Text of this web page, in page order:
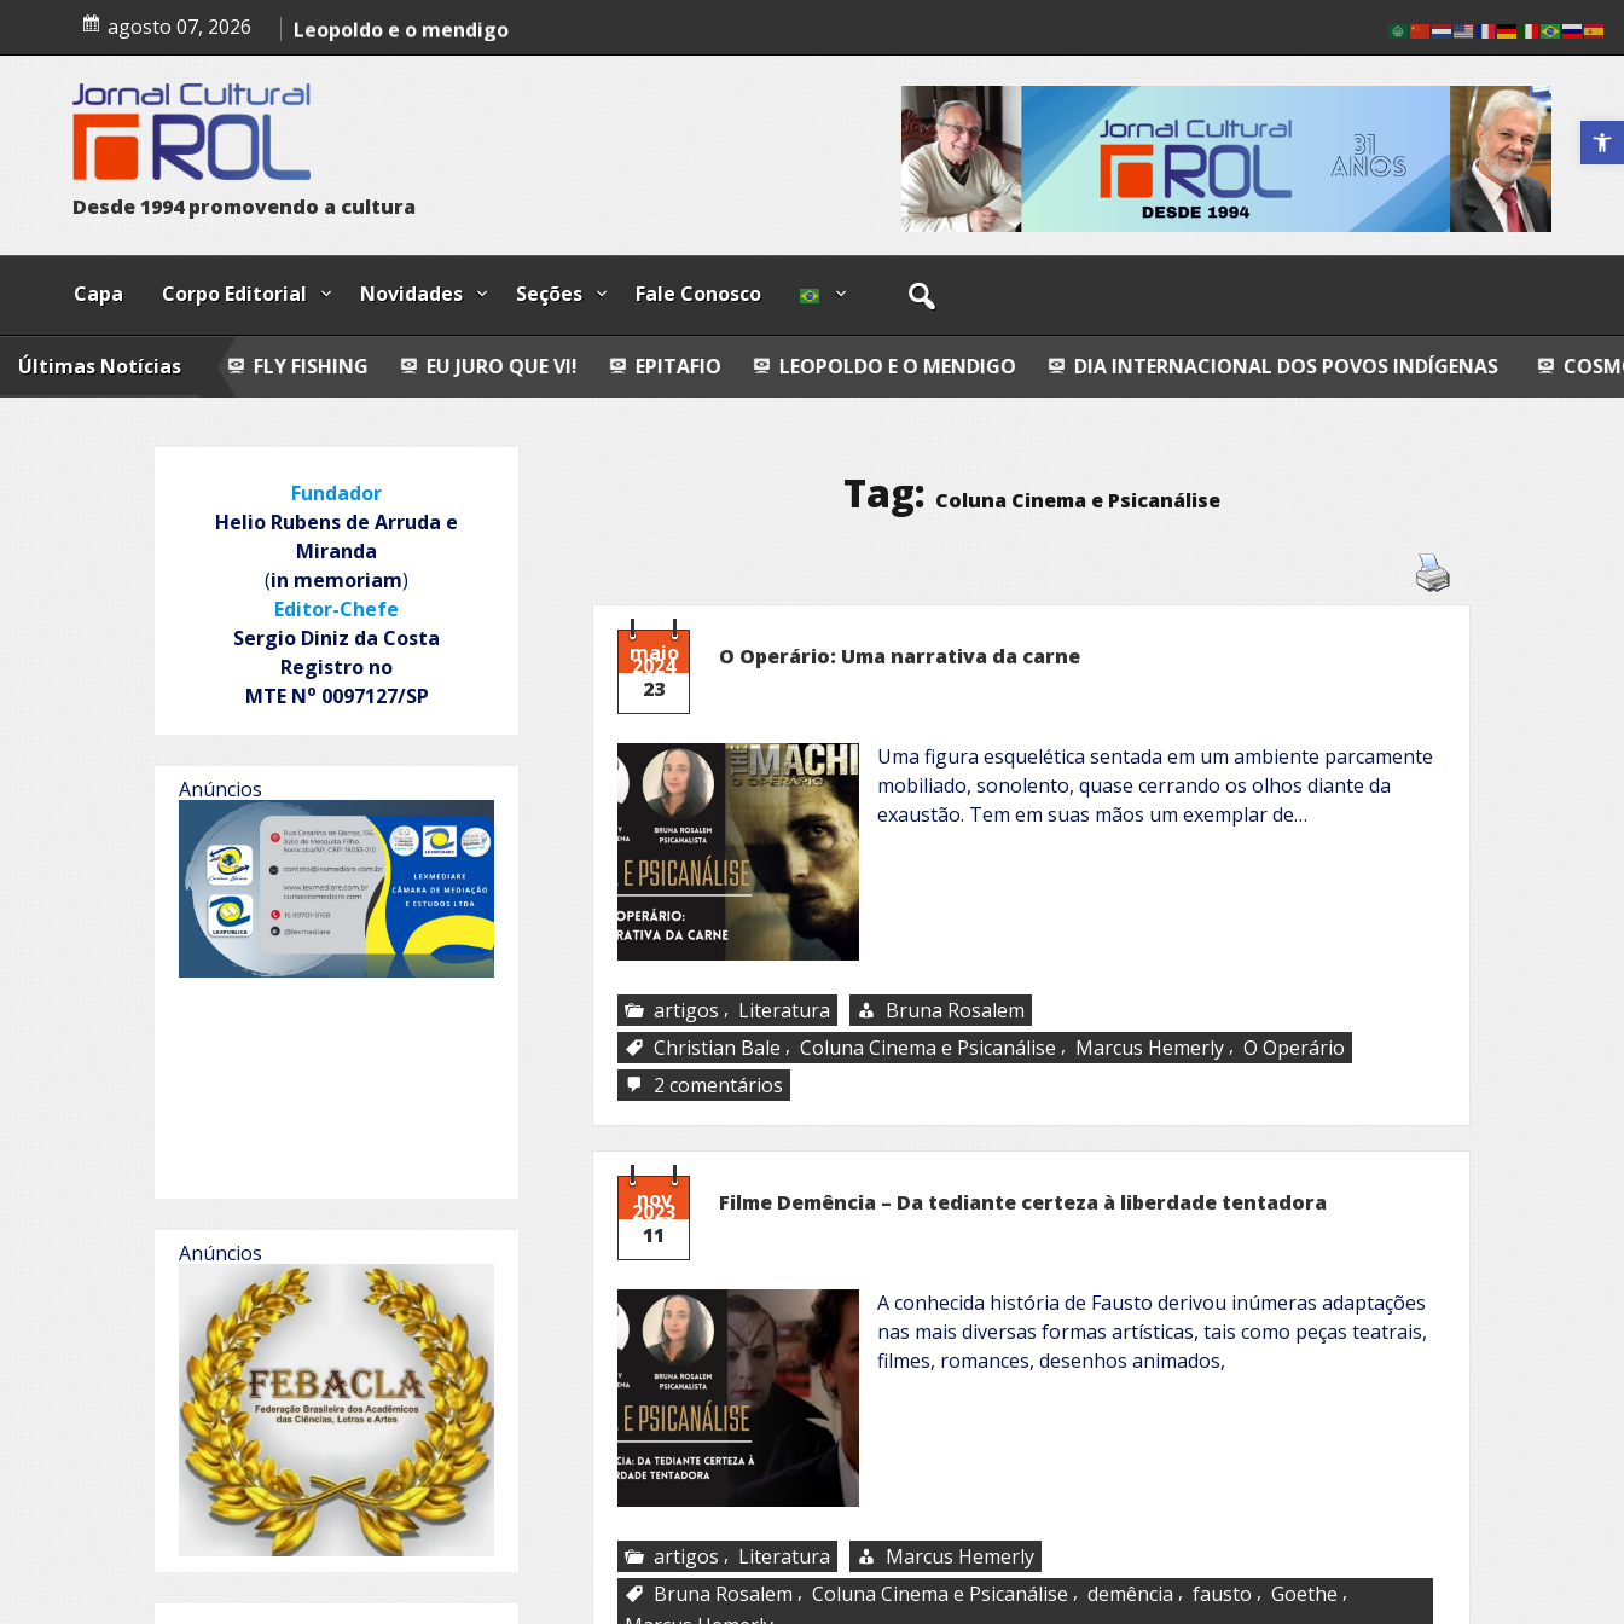
Abrir a
content
agosto 07, 2026
Epitafio
Leopoldo e o mendigo
Dia Internacional dos Povos
Desde1994 promovendo a cultura
Capa Corpo Editorial Novidades Seções Fale Conosco
Últimas Notícias
FLY FISHING EU JURO QUE VI! EPITAFIO LEOPOLDO E O MENDIGO DIA INTERNACIONAL DOS POVOS INDÍGENAS COSMOS
Tag: Coluna Cinema e Psicanálise
maio
2024
23
O Operário: Uma narrativa da carne
Uma figura esquelética sentada em um ambiente parcamente
mobiliado, sonolento, quase cerrando os olhos diante da
exaustão. Tem em suas mãos um exemplar de…
artigos , Literatura
Bruna Rosalem
Christian Bale , Coluna Cinema e Psicanálise , Marcus Hemerly , O Operário
2 comentários
O
Operário:
Uma
da
carne
nov
2023
11
Filme Demência – Da tediante certeza à liberdade tentadora
A conhecida história de Fausto derivou inúmeras adaptações
nas mais diversas formas artísticas, tais como peças teatrais,
filmes, romances, desenhos animados,
artigos , Literatura
Marcus Hemerly
Bruna Rosalem , Coluna Cinema e Psicanálise , demência , fausto , Goethe ,
Fundador
Helio Rubens de Arruda e
Miranda
(in memoriam)
Editor-Chefe
Sergio Diniz da Costa
Registro no
MTE No 0097127/SP
Anúncios
Anúncios